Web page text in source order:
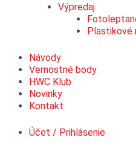
Výpredaj
Plastikové
Návody
Vernostné body
HWC Klub
Novinky
Kontakt
Účet / Prihlásenie